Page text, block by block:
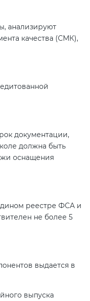
анализируют
качества (СМК),
документации,
должна быть
оснащения
реестре ФСА и
не более 5
выдается в
выпуска